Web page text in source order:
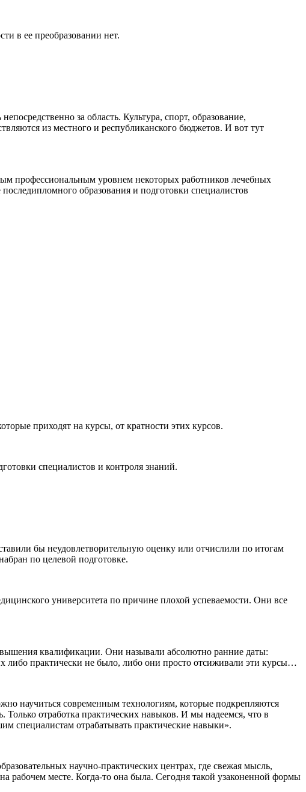
в ее преобразовании нет.
за область. Культура, спорт, образование,
из местного и республиканского бюджетов. И вот тут
профессиональным уровнем некоторых работников лечебных
образования и подготовки специалистов
приходят на курсы, от кратности этих курсов.
специалистов и контроля знаний.
бы неудовлетворительную оценку или отчислили по итогам
по целевой подготовке.
университета по причине плохой успеваемости. Они все
квалификации. Они называли абсолютно ранние даты:
либо практически не было, либо они просто отсиживали эти курсы…
научиться современным технологиям, которые подкрепляются
Только отработка практических навыков. И мы надеемся, что в
специалистам отрабатывать практические навыки».
научно-практических центрах, где свежая мысль,
рабочем месте. Когда-то она была. Сегодня такой узаконенной формы